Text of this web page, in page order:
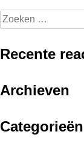
Zoeken
naar:
Recente
Archieven
Categorieën